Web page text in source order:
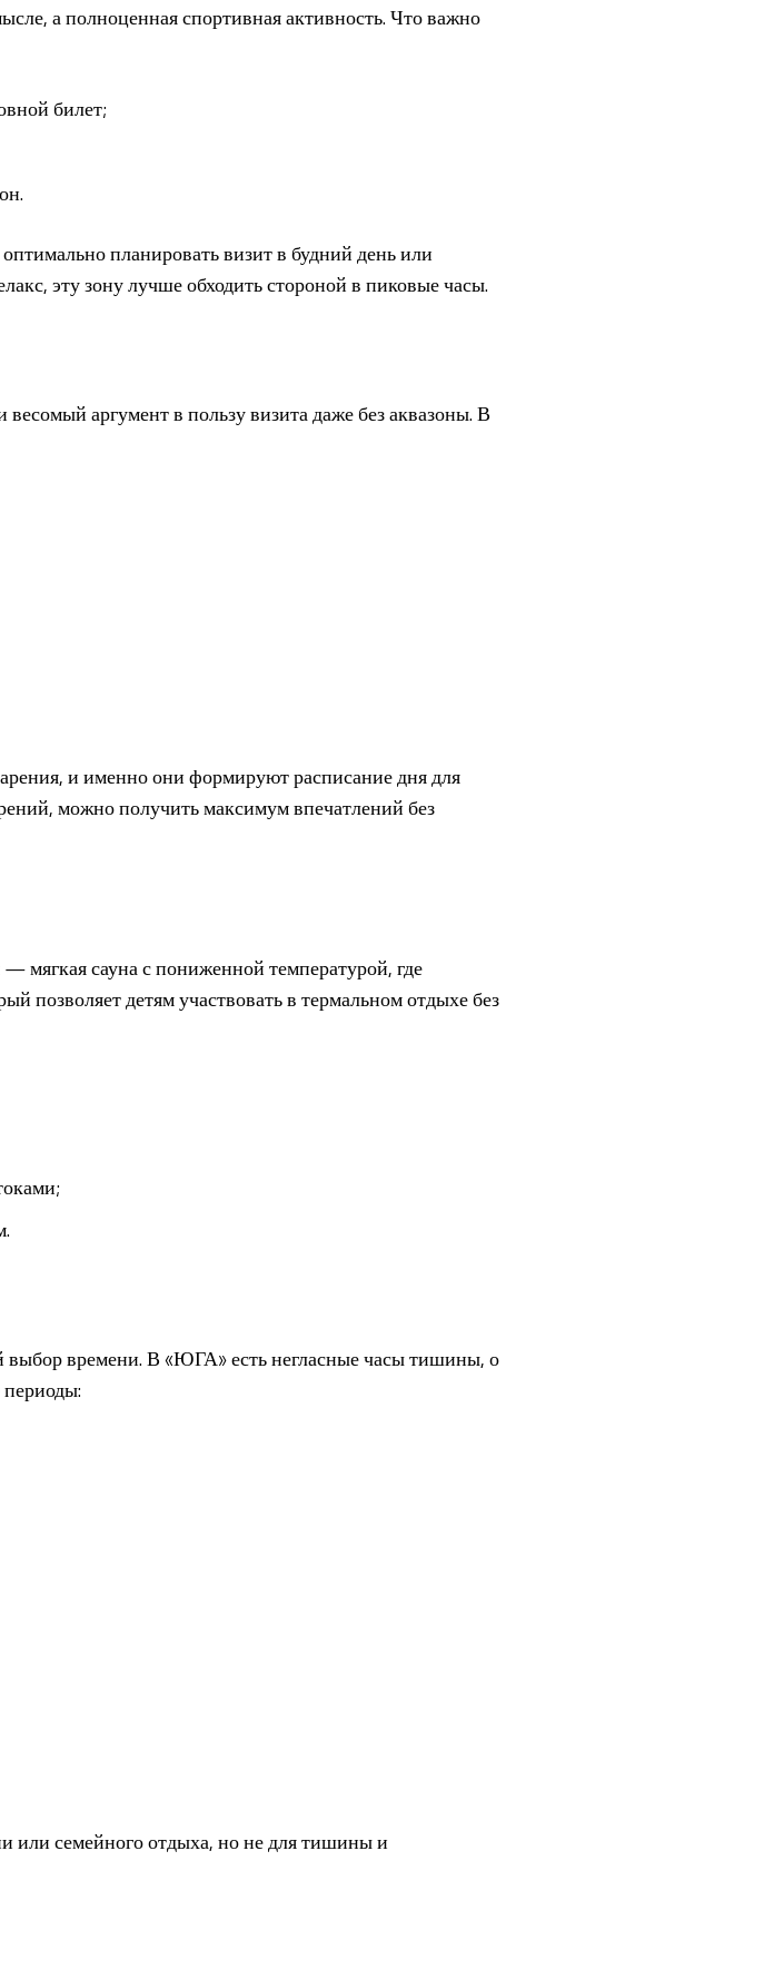
а полноценная спортивная активность. Что важно
билет;
планировать визит в будний день или
эту зону лучше обходить стороной в пиковые часы.
аргумент в пользу визита даже без аквазоны. В
и именно они формируют расписание дня для
можно получить максимум впечатлений без
мягкая сауна с пониженной температурой, где
позволяет детям участвовать в термальном отдыхе без
времени. В «ЮГА» есть негласные часы тишины, о
или семейного отдыха, но не для тишины и